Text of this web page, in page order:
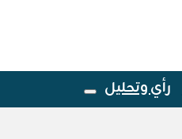
رأي وتحليل